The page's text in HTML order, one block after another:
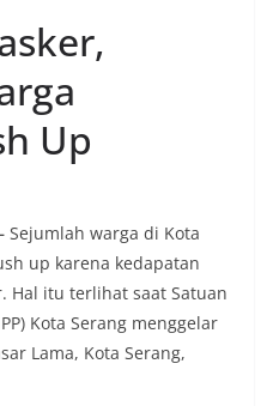
Up
Sejumlah warga di Kota
up karena kedapatan
Hal itu terlihat saat Satuan
Kota Serang menggelar
Lama, Kota Serang,